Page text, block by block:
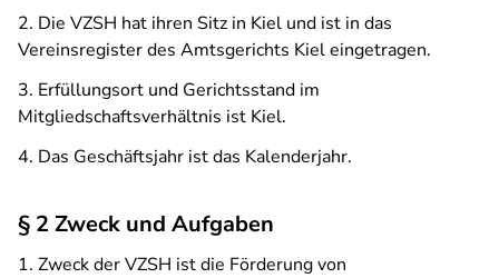
2. Die VZSH hat ihren Sitz in Kiel und ist in das
Vereinsregister des Amtsgerichts Kiel eingetragen.
3. Erfüllungsort und Gerichtsstand im
Mitgliedschaftsverhältnis ist Kiel.
4. Das Geschäftsjahr ist das Kalenderjahr.
§ 2 Zweck und Aufgaben
1. Zweck der VZSH ist die Förderung von